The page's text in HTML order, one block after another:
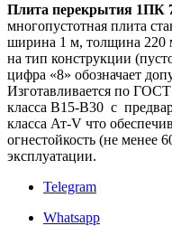
Плита перекрытия 1ПК
многопустотная плита
ширина 1 м, толщина 220
на тип конструкции
цифра «8» обозначает
Изготавливается по
класса B15-B30 с
класса Ат‑V что
огнестойкость (не менее
эксплуатации.
Telegram
Whatsapp